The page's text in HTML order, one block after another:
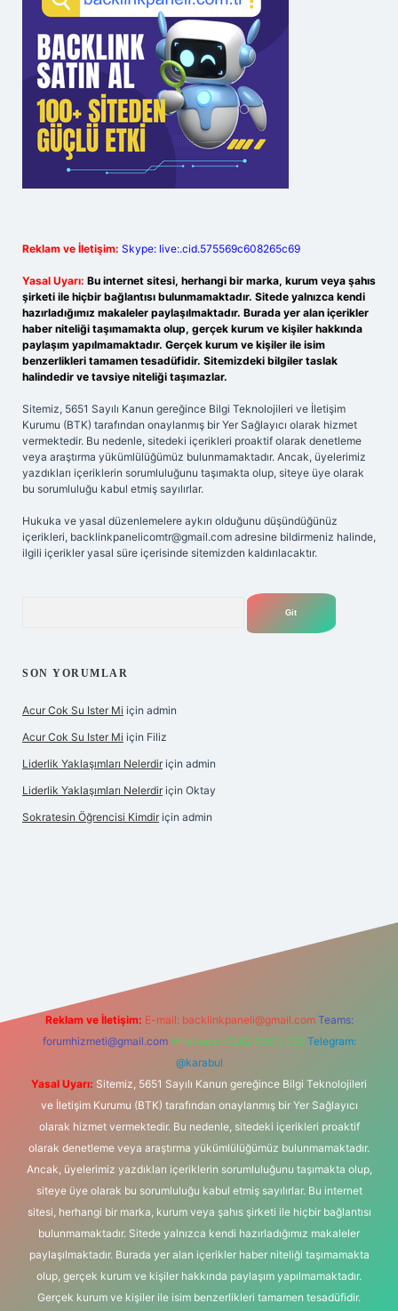
Reklam ve İletişim: Skype: live:.cid.575569c608265c69
Yasal Uyarı: Bu internet sitesi, herhangi bir marka, kurum veya şahıs
şirketi ile hiçbir bağlantısı bulunmamaktadır. Sitede yalnızca kendi
hazırladığımız makaleler paylaşılmaktadır. Burada yer alan içerikler
haber niteliği taşımamakta olup, gerçek kurum ve kişiler hakkında
paylaşım yapılmamaktadır. Gerçek kurum ve kişiler ile isim
benzerlikleri tamamen tesadüfidir. Sitemizdeki bilgiler taslak
halindedir ve tavsiye niteliği taşımazlar.
Sitemiz, 5651 Sayılı Kanun gereğince Bilgi Teknolojileri ve İletişim
Kurumu (BTK) tarafından onaylanmış bir Yer Sağlayıcı olarak hizmet
vermektedir. Bu nedenle, sitedeki içerikleri proaktif olarak denetleme
veya araştırma yükümlülüğümüz bulunmamaktadır. Ancak, üyelerimiz
yazdıkları içeriklerin sorumluluğunu taşımakta olup, siteye üye olarak
bu sorumluluğu kabul etmiş sayılırlar.
Hukuka ve yasal düzenlemelere aykırı olduğunu düşündüğünüz
içerikleri, backlinkpanelicomtr@gmail.com adresine bildirmeniz halinde,
ilgili içerikler yasal süre içerisinde sitemizden kaldırılacaktır.
SON YORUMLAR
Acur Cok Su Ister Mi için admin
Acur Cok Su Ister Mi için Filiz
Liderlik Yaklaşımları Nelerdir için admin
Liderlik Yaklaşımları Nelerdir için Oktay
Sokratesin Öğrencisi Kimdir için admin
Reklam ve İletişim: E-mail: backlinkpaneli@gmail.com Teams:
forumhizmeti@gmail.com Whatsapp: 0262 606 0 726 Telegram:
@karabul
Yasal Uyarı: Sitemiz, 5651 Sayılı Kanun gereğince Bilgi Teknolojileri
ve İletişim Kurumu (BTK) tarafından onaylanmış bir Yer Sağlayıcı
olarak hizmet vermektedir. Bu nedenle, sitedeki içerikleri proaktif
olarak denetleme veya araştırma yükümlülüğümüz bulunmamaktadır.
Ancak, üyelerimiz yazdıkları içeriklerin sorumluluğunu taşımakta olup,
siteye üye olarak bu sorumluluğu kabul etmiş sayılırlar. Bu internet
sitesi, herhangi bir marka, kurum veya şahıs şirketi ile hiçbir bağlantısı
bulunmamaktadır. Sitede yalnızca kendi hazırladığımız makaleler
paylaşılmaktadır. Burada yer alan içerikler haber niteliği taşımamakta
olup, gerçek kurum ve kişiler hakkında paylaşım yapılmamaktadır.
Gerçek kurum ve kişiler ile isim benzerlikleri tamamen tesadüfidir.